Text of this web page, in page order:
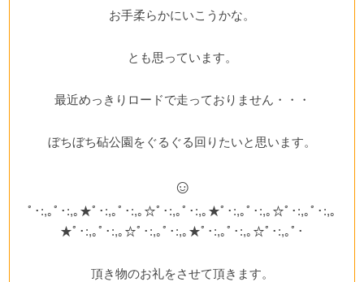
お手柔らかにいこうかな。
とも思っています。
最近めっきりロードで走っておりません・・・
ぼちぼち砧公園をぐるぐる回りたいと思います。
☺
ﾟ･:,｡ﾟ･:,｡★ﾟ･:,｡ﾟ･:,｡☆ﾟ･:,｡ﾟ･:,｡★ﾟ･:,｡ﾟ･:,｡☆ﾟ･:,｡ﾟ･:,｡
★ﾟ･:,｡ﾟ･:,｡☆ﾟ･:,｡ﾟ･:,｡★ﾟ･:,｡ﾟ･:,｡☆ﾟ･:,｡ﾟ･
頂き物のお礼をさせて頂きます。